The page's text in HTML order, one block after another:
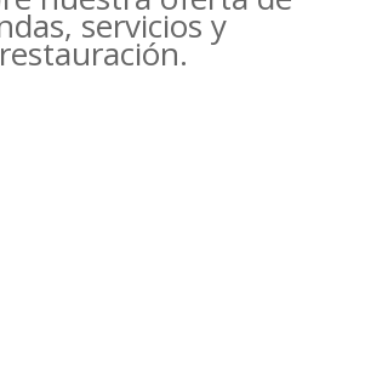
servicios y
restauración.